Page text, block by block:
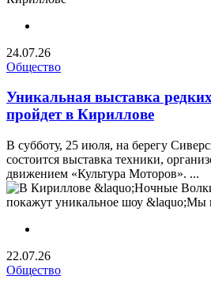
24.07.26
Общество
Уникальная выставка
пройдет в Кириллове
В субботу, 25 июля, на берегу
состоится выставка техники,
движением «Культура Моторов». ...
22.07.26
Общество